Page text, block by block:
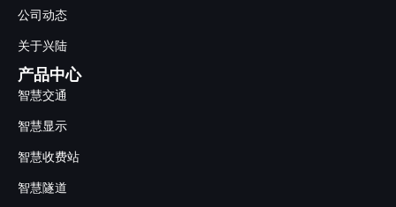
公司动态
关于兴陆
产品中心
智慧交通
智慧显示
智慧收费站
智慧隧道